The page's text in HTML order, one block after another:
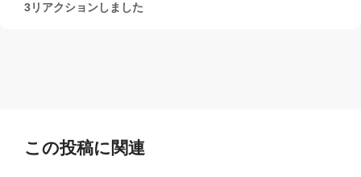
3リアクションしました
この投稿に関連